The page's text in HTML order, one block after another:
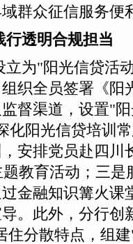
群众征信服务
行透明合规担当
立为"阳光信贷活
织全员签署《阳
督渠道，设置"
化阳光信贷培训
安排党员赴四川
教育活动；三是
金融知识篝火课
。此外，分行创
住分散特点，组